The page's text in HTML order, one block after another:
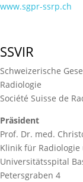
www.sgpr-ssrp.ch
SSVIR
Schweizerische
Radiologie
Société Suisse de
Präsident
Prof. Dr. med.
Klinik für
Universitätsspital
Petersgraben 4